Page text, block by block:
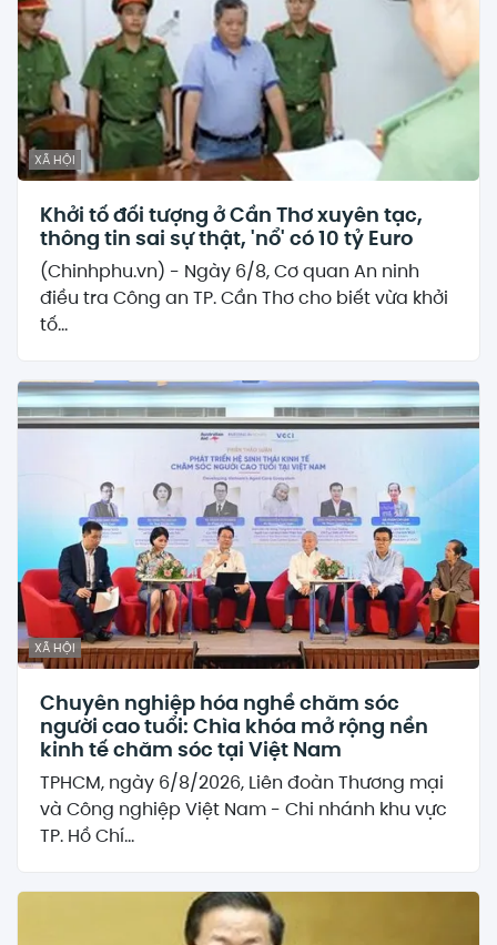
XÃ HỘI
Khởi tố đối tượng ở Cần Thơ xuyên tạc,
thông tin sai sự thật, 'nổ' có 10 tỷ Euro
(Chinhphu.vn) - Ngày 6/8, Cơ quan An ninh
điều tra Công an TP. Cần Thơ cho biết vừa khởi
tố...
XÃ HỘI
Chuyên nghiệp hóa nghề chăm sóc
người cao tuổi: Chìa khóa mở rộng nền
kinh tế chăm sóc tại Việt Nam
TPHCM, ngày 6/8/2026, Liên đoàn Thương mại
và Công nghiệp Việt Nam - Chi nhánh khu vực
TP. Hồ Chí...